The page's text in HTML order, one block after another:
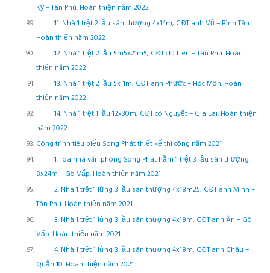
Kỳ – Tân Phú. Hoàn thiện năm 2022
11. Nhà 1 trệt 2 lầu sân thượng 4x14m, CĐT anh Vũ – Bình Tân.
Hoàn thiện năm 2022
12. Nhà 1 trệt 2 lầu 5m5x21m5, CĐT chị Liên – Tân Phú. Hoàn
thiện năm 2022
13. Nhà 1 trệt 2 lầu 5x11m, CĐT anh Phước – Hóc Môn. Hoàn
thiện năm 2022
14. Nhà 1 trệt 1 lầu 12x30m, CĐT cô Nguyệt – Gia Lai. Hoàn thiện
năm 2022
Công trình tiêu biểu Song Phát thiết kế thi công năm 2021
1. Tòa nhà văn phòng Song Phát hầm 1 trệt 3 lầu sân thượng
8x24m – Gò Vấp. Hoàn thiện năm 2021
2. Nhà 1 trệt 1 lửng 3 lầu sân thượng 4x18m25, CĐT anh Minh –
Tân Phú. Hoàn thiện năm 2021
3. Nhà 1 trệt 1 lửng 3 lầu sân thượng 4x18m, CĐT anh Ân – Gò
Vấp. Hoàn thiện năm 2021
4. Nhà 1 trệt 1 lửng 3 lầu sân thượng 4x18m, CĐT anh Châu –
Quận 10. Hoàn thiện năm 2021